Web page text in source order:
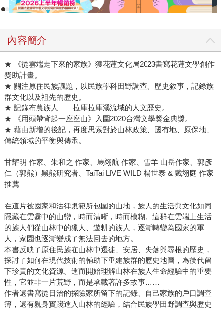
內容簡介
★ 《從雲端走下來的家族》獲花蓮文化局2023書寫花蓮文學創作
獎助計畫。
★ 關注原住民族議題，以民族學科田野調查、歷史敘事，記錄族
群文化以及祖先的歷史。
★ 記錄布農族人——拉庫拉庫溪流域的人文歷史。
★ 《用頭帶背起一座座山》入圍2020台灣文學獎金典獎。
★ 藉由新增的後記，再度思索對於山林政策、國有地、原保地、
傳統領域的平衡與傳承。
甘耀明 作家、朱和之 作家、馬翊航 作家、雪羊 山岳作家、郭彥
仁（郭熊）黑熊研究者、TaiTai LIVE WILD 楊世泰 & 戴翊庭 作家
推薦
在這片被國家和法律規範所包圍的山地，族人的生活與文化如同
隱藏在雲霧中的山巒，時而清晰，時而模糊。這群在雲端上生活
的族人們從山林中的獵人、遊耕的族人，逐漸轉變為國家的軍
人，家園也逐漸變成了無法回去的地方。
本書反映了原住民族在山林中遷徙、安居、失落與尋根的歷史，
探討了如何在現代技術的輔助下重建族群的歷史地圖，為後代留
下珍貴的文化資源。進而開始理解山林在族人生命經驗中的重要
性，它並非一片荒野，而是承載著許多故事……
作者還書寫從日治的探險家所留下的記錄、自己家族的戶口調查
簿，還有親身實踐進入山林的經驗，結合民族學田野調查與歷史